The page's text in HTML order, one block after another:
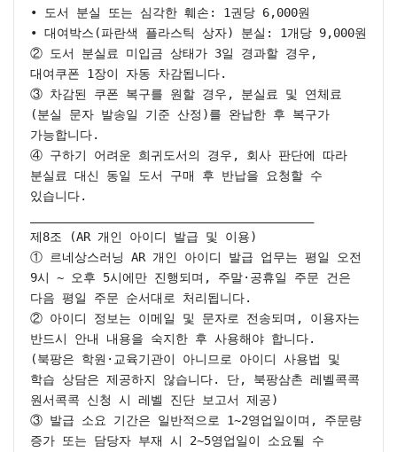
• 도서 분실 또는 심각한 훼손: 1권당 6,000원
• 대여박스(파란색 플라스틱 상자) 분실: 1개당 9,000원
② 도서 분실료 미입금 상태가 3일 경과할 경우,
대여쿠폰 1장이 자동 차감됩니다.
③ 차감된 쿠폰 복구를 원할 경우, 분실료 및 연체료
(분실 문자 발송일 기준 산정)를 완납한 후 복구가
가능합니다.
④ 구하기 어려운 희귀도서의 경우, 회사 판단에 따라
분실료 대신 동일 도서 구매 후 반납을 요청할 수
있습니다.
제8조 (AR 개인 아이디 발급 및 이용)
① 르네상스러닝 AR 개인 아이디 발급 업무는 평일 오전
9시 ~ 오후 5시에만 진행되며, 주말·공휴일 주문 건은
다음 평일 주문 순서대로 처리됩니다.
② 아이디 정보는 이메일 및 문자로 전송되며, 이용자는
반드시 안내 내용을 숙지한 후 사용해야 합니다.
(북팡은 학원·교육기관이 아니므로 아이디 사용법 및
학습 상담은 제공하지 않습니다. 단, 북팡삼촌 레벨콕콕
원서콕콕 신청 시 레벨 진단 보고서 제공)
③ 발급 소요 기간은 일반적으로 1~2영업일이며, 주문량
증가 또는 담당자 부재 시 2~5영업일이 소요될 수